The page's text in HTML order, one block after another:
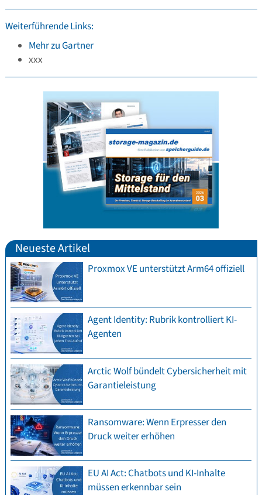
Weiterführende Links:
Mehr zu Gartner
xxx
Neueste Artikel
Proxmox VE unterstützt Arm64 offiziell
Agent Identity: Rubrik kontrolliert KI-
Agenten
Arctic Wolf bündelt Cybersicherheit mit
Garantieleistung
Ransomware: Wenn Erpresser den
Druck weiter erhöhen
EU AI Act: Chatbots und KI-Inhalte
müssen erkennbar sein